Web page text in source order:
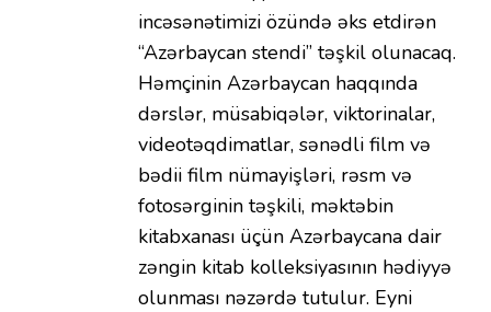
incəsənətimizi özündə əks etdirən
“Azərbaycan stendi” təşkil olunacaq.
Həmçinin Azərbaycan haqqında
dərslər, müsabiqələr, viktorinalar,
videotəqdimatlar, sənədli film və
bədii film nümayişləri, rəsm və
fotosərginin təşkili, məktəbin
kitabxanası üçün Azərbaycana dair
zəngin kitab kolleksiyasının hədiyyə
olunması nəzərdə tutulur. Eyni